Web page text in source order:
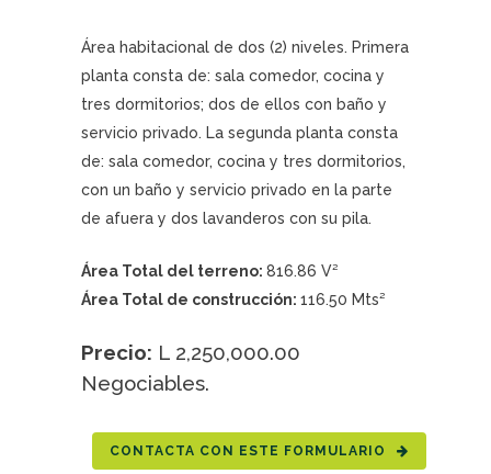
Área habitacional de dos (2) niveles. Primera
planta consta de: sala comedor, cocina y
tres dormitorios; dos de ellos con baño y
servicio privado. La segunda planta consta
de: sala comedor, cocina y tres dormitorios,
con un baño y servicio privado en la parte
de afuera y dos lavanderos con su pila.
Área Total del terreno: 816.86 V²
Área Total de construcción: 116.50 Mts²
Precio: L 2,250,000.00
Negociables.
CONTACTA CON ESTE FORMULARIO